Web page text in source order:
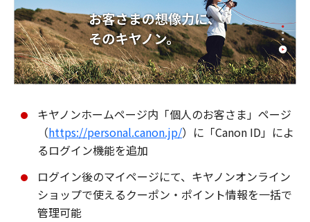
キヤノンホームページ内「個人のお客さま」ページ
（https://personal.canon.jp/）に「Canon ID」によ
るログイン機能を追加
ログイン後のマイページにて、キヤノンオンライン
ショップで使えるクーポン・ポイント情報を一括で
管理可能